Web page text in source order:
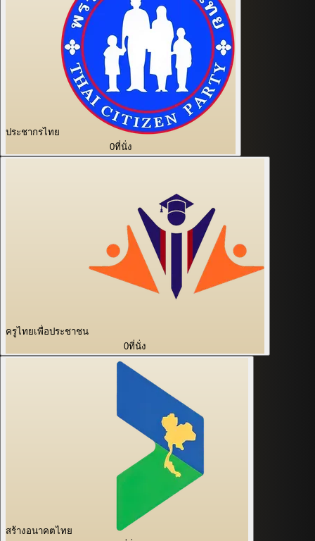
ประชากรไทย
0ที่นั่ง
ครูไทยเพื่อประชาชน
0ที่นั่ง
สร้างอนาคตไทย